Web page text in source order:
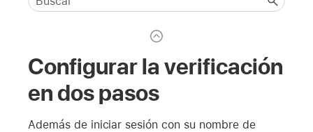
Configurar la verificación
en dos pasos
Además de iniciar sesión con su nombre de